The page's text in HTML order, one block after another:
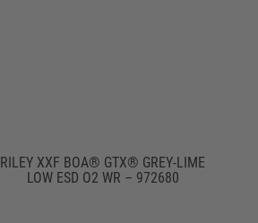
RILEY XXF BOA® GTX® GREY-LIME
LOW ESD O2 WR – 972680